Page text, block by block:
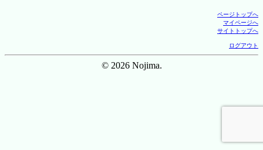
ページトップへ
マイページへ
サイトトップへ
ログアウト
© 2026 Nojima.